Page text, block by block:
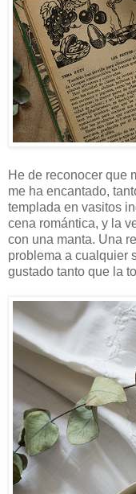
He de reconocer que
me ha encantado,
templada en vasitos
cena romántica, y la
con una manta. Una
problema a cualquier
gustado tanto que la